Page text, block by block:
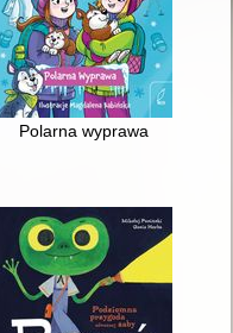
1Polarna wyprawa